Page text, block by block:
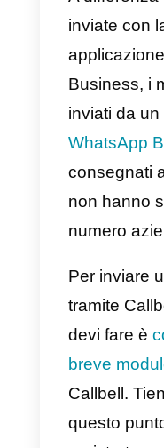
apertura
i)
Come